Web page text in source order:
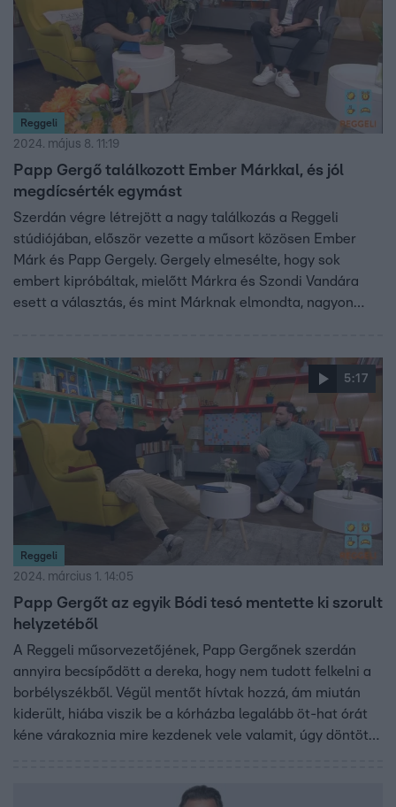
Reggeli
2024. május 8. 11:19
Papp Gergő találkozott Ember Márkkal, és jól
megdícsérték egymást
Szerdán végre létrejött a nagy találkozás a Reggeli
stúdiójában, először vezette a műsort közösen Ember
Márk és Papp Gergely. Gergely elmesélte, hogy sok
embert kipróbáltak, mielőtt Márkra és Szondi Vandára
esett a választás, és mint Márknak elmondta, nagyon
és ezt még az adás vége előtt meg is írta Márknak.
5:17
Reggeli
2024. március 1. 14:05
Papp Gergőt az egyik Bódi tesó mentette ki szorult
helyzetéből
A Reggeli műsorvezetőjének, Papp Gergőnek szerdán
annyira becsípődött a dereka, hogy nem tudott felkelni a
borbélyszékből. Végül mentőt hívtak hozzá, ám miután
kiderült, hiába viszik be a kórházba legalább öt-hat órát
kéne várakoznia mire kezdenek vele valamit, úgy döntött,
juthatott, ahol egy isiász koktéllal hozták rendbe sérült